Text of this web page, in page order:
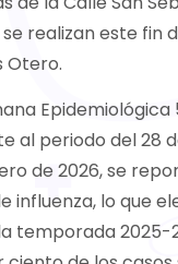
realizan este fin
Otero.
Epidemiológica
al periodo del 28
de 2026, se
influenza, lo que
temporada 2025-